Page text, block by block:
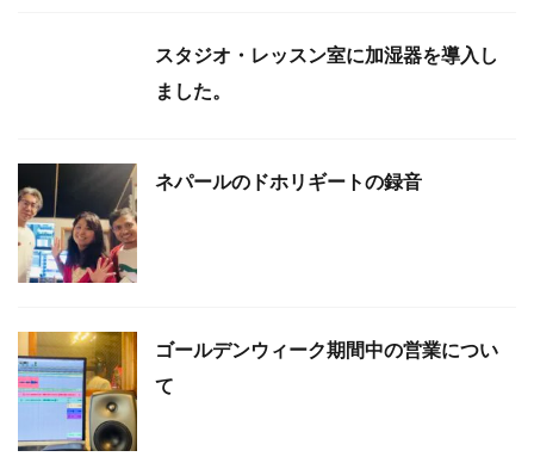
スタジオ・レッスン室に加湿器を導入し
ました。
ネパールのドホリギートの録音
ゴールデンウィーク期間中の営業につい
て